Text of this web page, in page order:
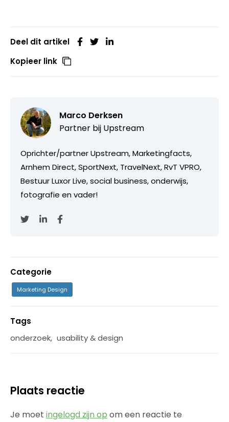
Deel dit artikel
Kopieer link
Marco Derksen
Partner bij Upstream
Oprichter/partner Upstream, Marketingfacts,
Arnhem Direct, SportNext, TravelNext, RvT VPRO,
Bestuur Luxor Live, social business, onderwijs,
fotografie en vader!
Categorie
Marketing Design
Tags
onderzoek, usability & design
Plaats reactie
Je moet ingelogd zijn op om een reactie te